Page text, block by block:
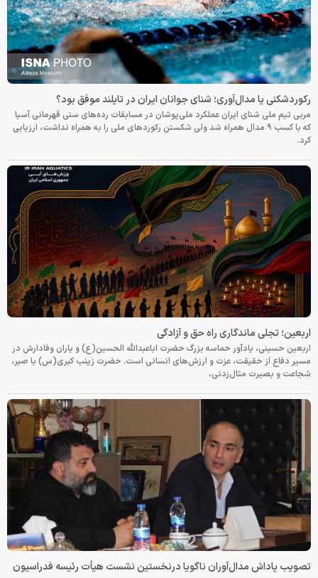
رکوردشکنی یا مدال‌آوری؛ شنای جوانان ایران در تایلند موفق بود؟
مربی تیم ملی شنای ایران عملکرد ملی‌پوشان در مسابقات رده‌های سنی قهرمانی آسیا
که با کسب ۹ مدال همراه شد ولی شکستن رکوردهای ملی را به همراه نداشت، ارزیابی
کرد.
اربعین؛ تجلی ماندگاری راه حق و آزادگی
اربعین حسینی، یادآور حماسه بزرگ حضرت اباعبدالله الحسین(ع) و یاران وفادارش در
مسیر دفاع از حقیقت، عزت و ارزش‌های انسانی است. حضرت زینب کبری(س) با صبر،
شجاعت و بصیرت مثال‌زدنی،
تصویب پاداش مدال‌آوران ناگویا درنخستین نشست هیأت رئیسه فدراسیون